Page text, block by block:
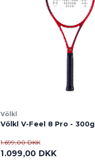
Völkl
Völkl V-Feel 8 Pro - 300g
1.699,00 DKK
1.099,00 DKK